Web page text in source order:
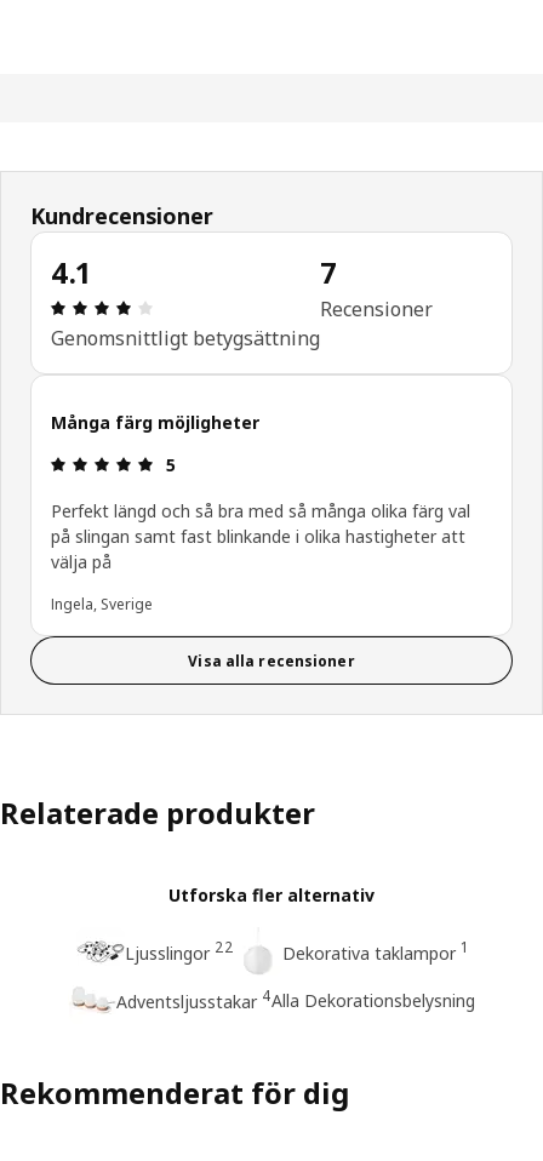
Kundrecensioner
4.1
Recension: 4.1 / 5 stjärnor. Totalt antal
Genomsnittligt betygsättning
7
Recensioner
Många färg möjligheter
Recension: 5 / 5 stjärnor.
5
Perfekt längd och så bra med så många olika färg val
på slingan samt fast blinkande i olika hastigheter att
välja på
Ingela, Sverige
Visa alla recensioner
Relaterade produkter
Utforska fler alternativ
Ljusslingor 22 Dekorativa taklampor 1
Adventsljusstakar 4Alla Dekorationsbelysning
Rekommenderat för dig